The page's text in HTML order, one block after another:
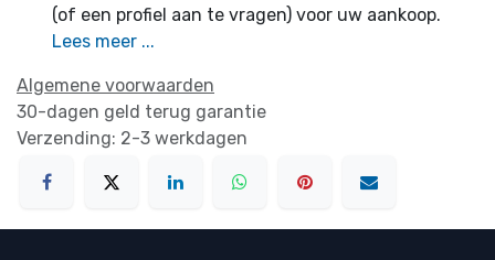
(of een profiel aan te vragen) voor uw aankoop.
Lees meer ...
Algemene voorwaarden
30-dagen geld terug garantie
Verzending: 2-3 werkdagen